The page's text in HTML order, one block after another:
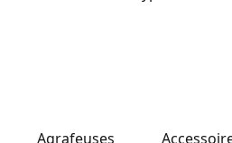
Agrafeuses